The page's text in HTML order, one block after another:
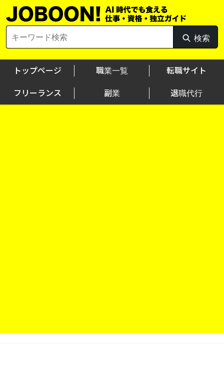
Skip
to
for:
検索
検
索
トップページ 職業一覧 転職サイト
フリーランス 副業 退職代行